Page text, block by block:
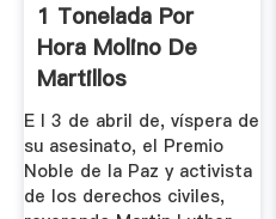
1 Tonelada Por
Hora Molino De
Martillos
E l 3 de abril de, víspera de
su asesinato, el Premio
Noble de la Paz y activista
de los derechos civiles,